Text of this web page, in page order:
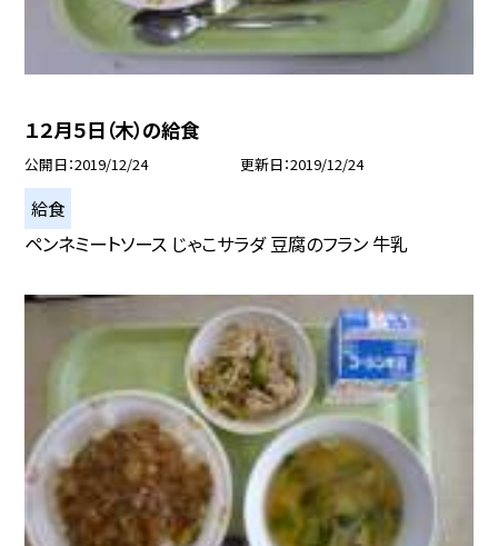
１２月５日（木）の給食
公開日 2019/12/24 更新日 2019/12/24
給食
ペンネミートソース じゃこサラダ 豆腐のフラン 牛乳